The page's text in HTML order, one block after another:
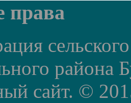
права
района
сайт. ©